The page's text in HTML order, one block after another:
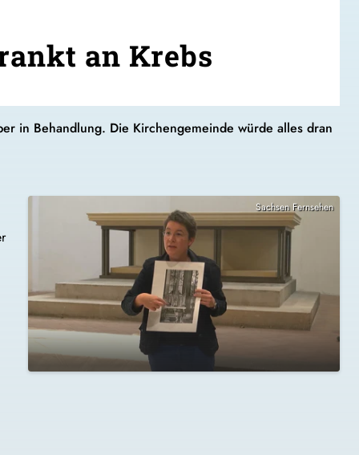
an Krebs
in Behandlung. Die Kirchengemeinde würde alles dran
Sachsen Fernsehen